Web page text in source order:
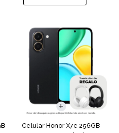
Celular Honor X7e 256GB
COMPARAR